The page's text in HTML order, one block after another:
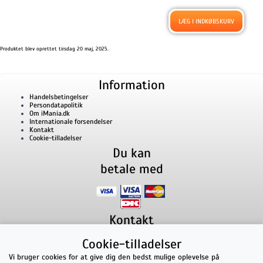
Produktet blev oprettet tirsdag 20 maj, 2025.
Information
Handelsbetingelser
Persondatapolitik
Om iMania.dk
Internationale forsendelser
Kontakt
Cookie-tilladelser
Du kan
betale med
Kontakt
Lillevorde Kær 29280 Storvorde
CVR nummer: 33182805 | E-mail: kontakt@imania.dk
Telefon:+45 23618990
Cookie-tilladelser
Vi bruger cookies for at give dig den bedst mulige oplevelse på